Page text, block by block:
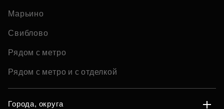
Марьино
Свиблово
Рядом с метро
Рядом с метро и с отделкой
Города, округа